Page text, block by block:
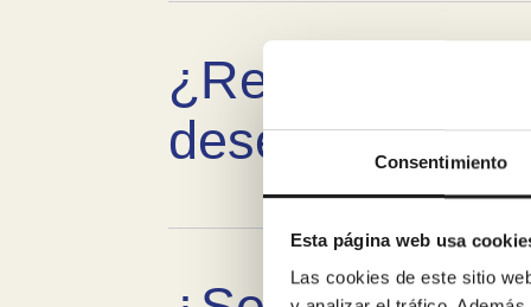
Consentimiento
Esta página web usa
Las cookies de este sitio
¿Retiráis la
desescombro?